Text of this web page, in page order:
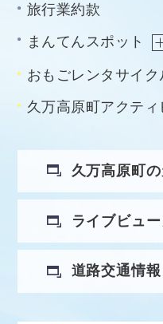
旅行業約款
まんてんスポット
おもごレンタサイク
久万高原町アクテ
久万高原町
ライブビュ
道路交通情報